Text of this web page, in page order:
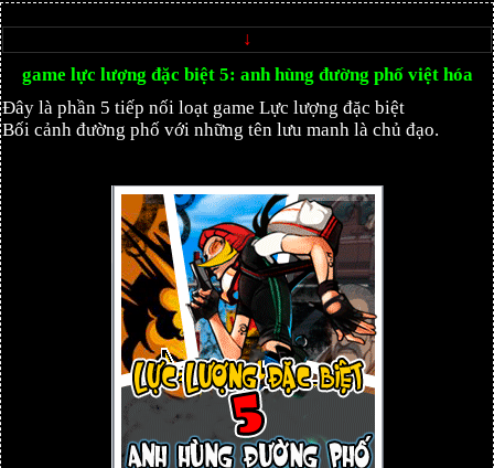
↓
game lực lượng đặc biệt 5: anh hùng đường phố việt hóa
Đây là phần 5 tiếp nối loạt game Lực lượng đặc biệt
Bối cảnh đường phố với những tên lưu manh là chủ đạo.